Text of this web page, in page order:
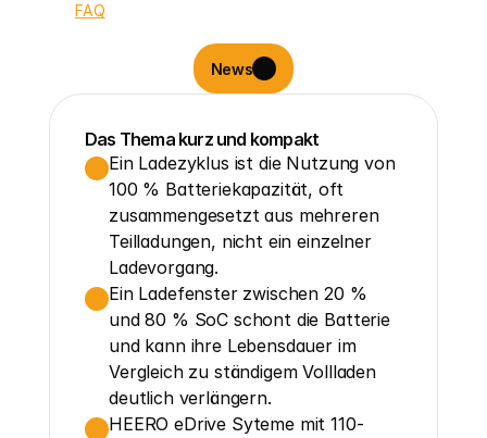
FAQ
News
Das Thema kurz und kompakt
Ein Ladezyklus ist die Nutzung von
100 % Batteriekapazität, oft
zusammengesetzt aus mehreren
Teilladungen, nicht ein einzelner
Ladevorgang.
Ein Ladefenster zwischen 20 %
und 80 % SoC schont die Batterie
und kann ihre Lebensdauer im
Vergleich zu ständigem Vollladen
deutlich verlängern.
HEERO eDrive Syteme mit 110-